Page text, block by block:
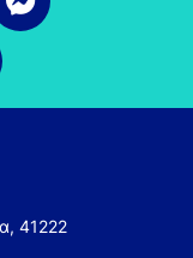
41222